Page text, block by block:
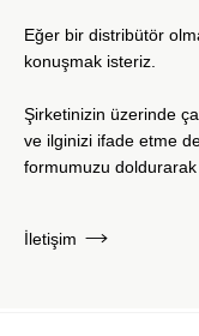
Eğer bir distribütör
konuşmak isteriz.
Şirketinizin üzerinde
ve ilginizi ifade etme
formumuzu doldurarak
İletişim